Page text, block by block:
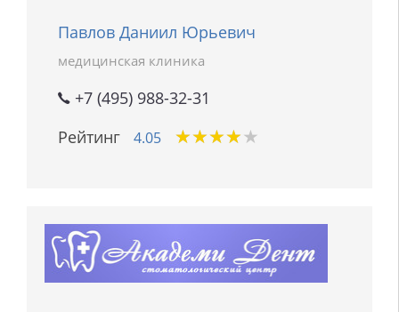
Павлов Даниил Юрьевич
медицинская клиника
+7 (495) 988-32-31
Рейтинг
4.05 ★★★★★
★★★★★